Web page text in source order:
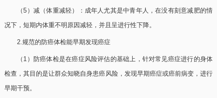
（5）减（体重减轻）：成年人尤其是中青年人，在没有刻意减肥的情
况下，短期内体重不明原因减轻，并且呈进行性下降。
2.规范的防癌体检能早期发现癌症
（1）防癌体检是在癌症风险评估的基础上，针对常见癌症进行的身体
检查，其目的是让群众知晓自身患癌风险，发现早期癌症或癌前病变，进行
早期干预。